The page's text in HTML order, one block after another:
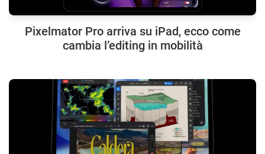
Pixelmator Pro arriva su iPad, ecco come
cambia l’editing in mobilità